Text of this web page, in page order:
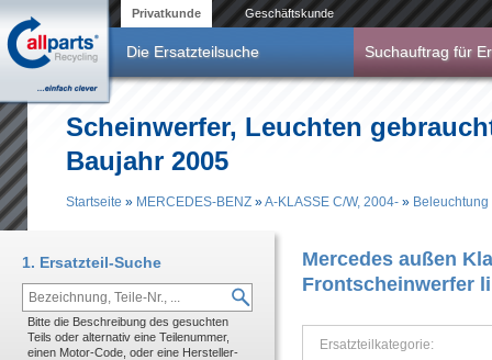
Privatkunde Geschäftskunde
Die Ersatzteilsuche Suchauftrag für
Scheinwerfer, Leuchten
Baujahr 2005
Startseite » MERCEDES-BENZ »A-KLASSE C/W, 2004- » Beleuchtung
Mercedes außen
Frontscheinwerfer
Ersatzteilkategorie:
1. Ersatzteil-Suche
Bitte die Beschreibung des gesuchten
Teils oder alternativ eine Teilenummer,
einen Motor-Code, oder eine Hersteller-